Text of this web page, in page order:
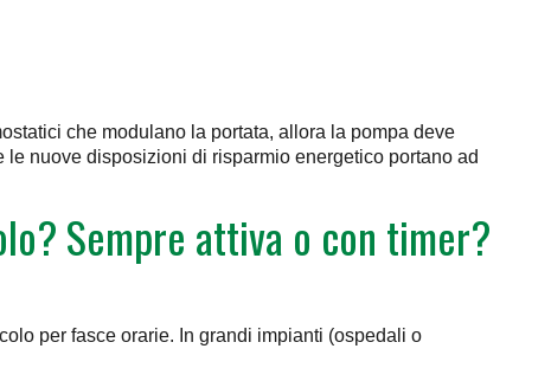
che modulano la portata, allora la pompa deve
nuove disposizioni di risparmio energetico portano ad
Sempre attiva o con timer?
per fasce orarie. In grandi impianti (ospedali o